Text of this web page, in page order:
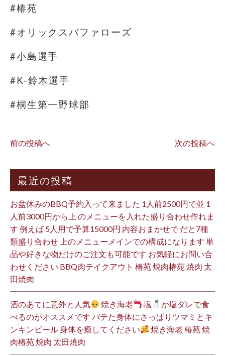
#椿苑
#オリックスバファローズ
#小島選手
#K-鈴木選手
#桐生第一野球部
前の投稿へ 次の投稿へ
最近の投稿
お盆休みのBBQ予約入って来ました 1人前2500円で並 1
人前3000円から上 のメニューを入れた盛り合わせ作れま
す 例えば 5人用で予算15000円 内容おまかせで だと7種
類盛り合わせ 上のメニューメインでの構成になります 単
品や好きな物だけのご注文も可能です お気軽にお問い合
わせください BBQ肉テイクアウト 椿苑 焼肉椿苑 焼肉 太
田焼肉
酒のあてに意外と人気 焼き海老 塩
か塩ダレで食
べるのがオススメです バテた身体にさっぱりツマミとキ
ンキンビール 身体を癒してください
焼き海老 椿苑 焼
肉椿苑 焼肉 太田焼肉